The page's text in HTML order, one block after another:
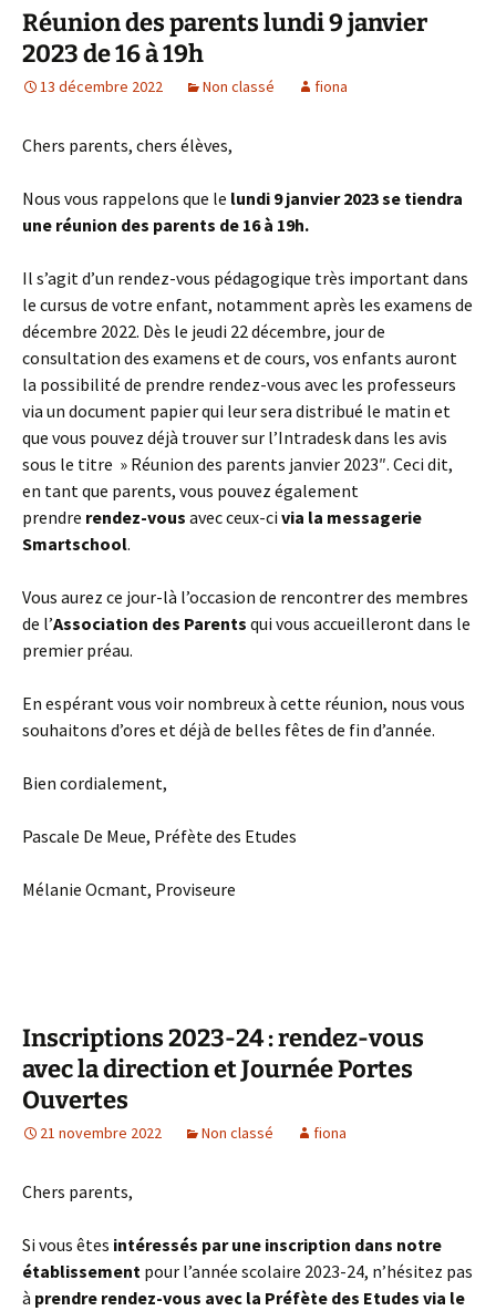
Réunion des parents lundi 9 janvier
2023 de 16 à 19h
13 décembre 2022 Non classé fiona
Chers parents, chers élèves,
Nous vous rappelons que le lundi 9 janvier 2023 se tiendra
une réunion des parents de 16 à 19h.
Il s’agit d’un rendez-vous pédagogique très important dans
le cursus de votre enfant, notamment après les examens de
décembre 2022. Dès le jeudi 22 décembre, jour de
consultation des examens et de cours, vos enfants auront
la possibilité de prendre rendez-vous avec les professeurs
via un document papier qui leur sera distribué le matin et
que vous pouvez déjà trouver sur l’Intradesk dans les avis
sous le titre » Réunion des parents janvier 2023″. Ceci dit,
en tant que parents, vous pouvez également
prendre rendez-vous avec ceux-ci via la messagerie
Smartschool.
Vous aurez ce jour-là l’occasion de rencontrer des membres
de l’Association des Parents qui vous accueilleront dans le
premier préau.
En espérant vous voir nombreux à cette réunion, nous vous
souhaitons d’ores et déjà de belles fêtes de fin d’année.
Bien cordialement,
Pascale De Meue, Préfète des Etudes
Mélanie Ocmant, Proviseure
Inscriptions 2023-24 : rendez-vous
avec la direction et Journée Portes
Ouvertes
21 novembre 2022 Non classé fiona
Chers parents,
Si vous êtes intéressés par une inscription dans notre
établissement pour l’année scolaire 2023-24, n’hésitez pas
à prendre rendez-vous avec la Préfète des Etudes via le